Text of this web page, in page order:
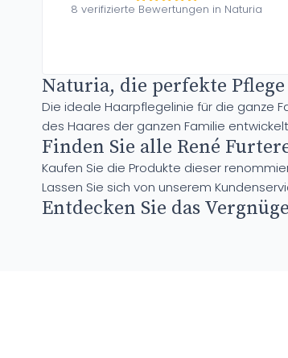
8 verifizierte Bewertungen in Naturia
Naturia, die perfekte
Die ideale Haarpflegelinie für die ganze
des Haares der ganzen Familie
Finden Sie alle René
Kaufen Sie die Produkte dieser
Lassen Sie sich von unserem
Entdecken Sie das